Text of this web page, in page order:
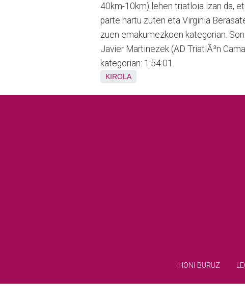
40km-10km) lehen triatloia izan da,
parte hartu zuten eta Virginia
zuen emakumezkoen kategorian.
Javier Martinezek (AD TriatlÃ³n
kategorian: 1:54:01.
KIROLA
HONI BURUZ